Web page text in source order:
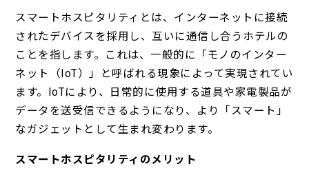
スマートホスピタリティとは、インターネットに接続
されたデバイスを採用し、互いに通信し合うホテルの
ことを指します。これは、一般的に「モノのインター
ネット（IoT）」と呼ばれる現象によって実現されてい
ます。IoTにより、日常的に使用する道具や家電製品が
データを送受信できるようになり、より「スマート」
なガジェットとして生まれ変わります。
スマートホスピタリティのメリット